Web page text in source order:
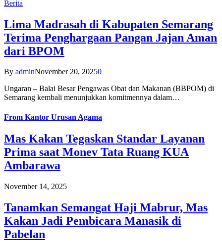
Berita
Lima Madrasah di Kabupaten Semarang
Terima Penghargaan Pangan Jajan Aman
dari BPOM
By adminNovember 20, 20250
Ungaran – Balai Besar Pengawas Obat dan Makanan (BBPOM) di
Semarang kembali menunjukkan komitmennya dalam…
From Kantor Urusan Agama
Mas Kakan Tegaskan Standar Layanan
Prima saat Monev Tata Ruang KUA
Ambarawa
November 14, 2025
Tanamkan Semangat Haji Mabrur, Mas
Kakan Jadi Pembicara Manasik di
Pabelan